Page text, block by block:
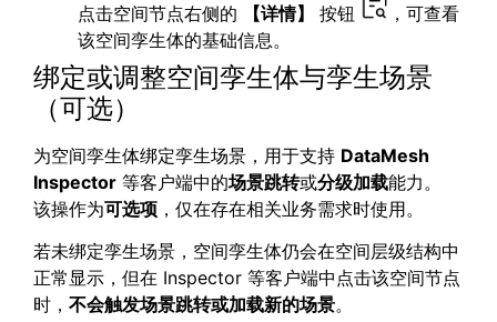
点击空间节点右侧的
【详情】 按钮
，可查看
该空间孪生体的基础信息。
绑定或调整空间孪生体与孪生场景
（可选）
为空间孪生体绑定孪生场景，用于支持 DataMesh
Inspector 等客户端中的场景跳转或分级加载能力。
该操作为可选项 ，仅在存在相关业务需求时使用。
若未绑定孪生场景，空间孪生体仍会在空间层级结构中
正常显示，但在 Inspector 等客户端中点击该空间节点
时， 不会触发场景跳转或加载新的场景。